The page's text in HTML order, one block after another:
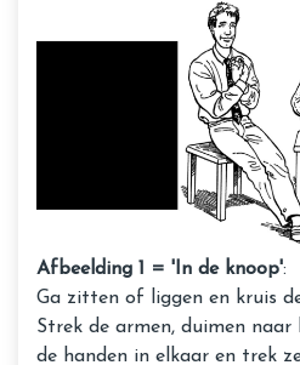
Afbeelding 1 = 'In de knoop':
Ga zitten of liggen en kruis
Strek de armen, duimen naar
de handen in elkaar en trek